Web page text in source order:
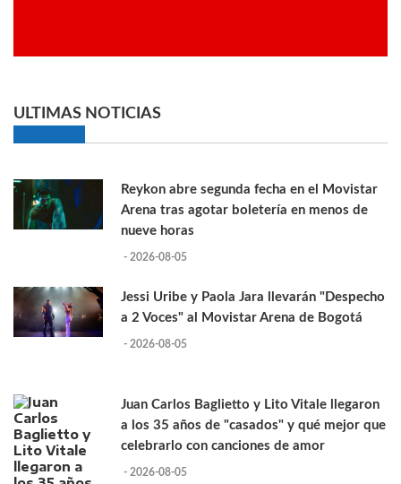
ULTIMAS NOTICIAS
Reykon abre segunda fecha en el Movistar
Arena tras agotar boletería en menos de
nueve horas
- 2026-08-05
Jessi Uribe y Paola Jara llevarán "Despecho
a 2 Voces" al Movistar Arena de Bogotá
- 2026-08-05
Juan Carlos Baglietto y Lito Vitale llegaron
a los 35 años de "casados" y qué mejor que
celebrarlo con canciones de amor
- 2026-08-05